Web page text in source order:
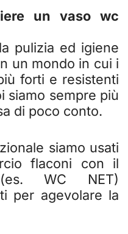
un vaso wc
pulizia ed igiene
un mondo in cui i
forti e resistenti
siamo sempre più
di poco conto.
siamo usati
flaconi con il
WC NET)
per agevolare la